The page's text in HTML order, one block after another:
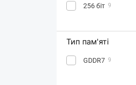
256 біт 9
Тип пам'яті
GDDR7 9